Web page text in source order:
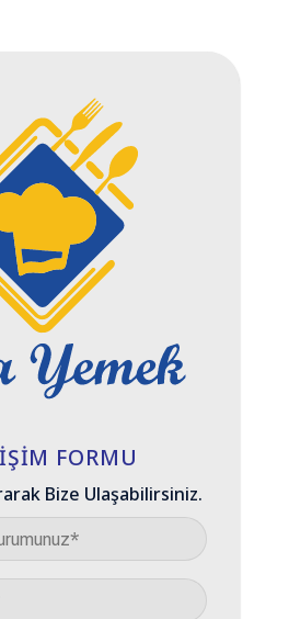
FORMU
Bize Ulaşabilirsiniz.